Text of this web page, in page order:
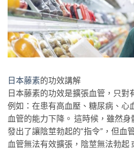
日本藤素的功效講解
日本藤素的功效是擴張血管，只對
例如：在患有高血壓、糖尿病、心
血管的能力下降。 這時候，雖然
發出了讓陰莖勃起的“指令”，但血
血管無法有效擴張，陰莖無法勃起